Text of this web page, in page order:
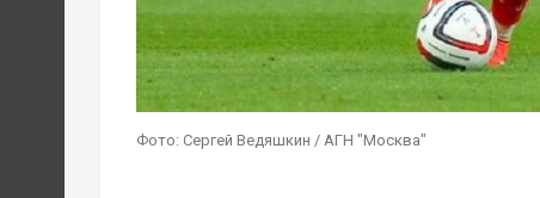
Фото: Сергей Ведяшкин / АГН "Москва"